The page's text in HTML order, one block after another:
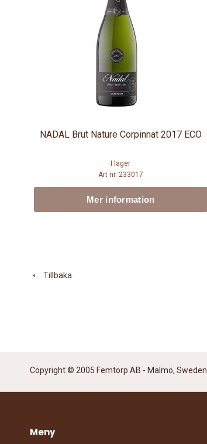
NADAL Brut Nature Corpinnat 2017 ECO
I lager
Art nr. 233017
Mer information
Tillbaka
Copyright © 2005 Femtorp AB - Malmö, Sweden
Meny